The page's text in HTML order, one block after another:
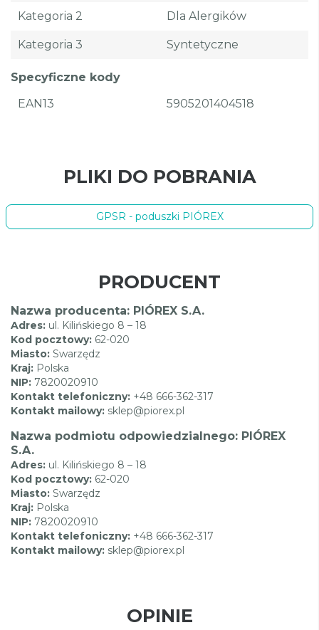
Kategoria 2 Dla Alergików
Kategoria 3 Syntetyczne
Specyficzne kody
EAN13
5905201404518
PLIKI DO POBRANIA
GPSR - poduszki PIÓREX
PRODUCENT
Nazwa producenta: PIÓREX S.A.
Adres: ul. Kilińskiego 8 – 18
Kod pocztowy: 62-020
Miasto: Swarzędz
Kraj: Polska
NIP: 7820020910
Kontakt telefoniczny: +48 666-362-317
Kontakt mailowy: sklep@piorex.pl
Nazwa podmiotu odpowiedzialnego: PIÓREX
S.A.
Adres: ul. Kilińskiego 8 – 18
Kod pocztowy: 62-020
Miasto: Swarzędz
Kraj: Polska
NIP: 7820020910
Kontakt telefoniczny: +48 666-362-317
Kontakt mailowy: sklep@piorex.pl
OPINIE